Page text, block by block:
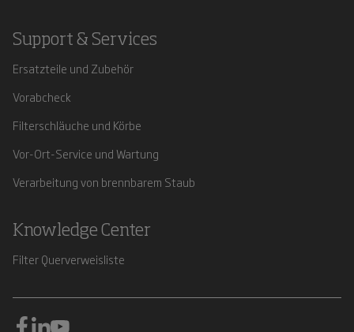
Support & Services
Ersatzteile und Zubehör
Vorabcheck
Filterschläuche und Körbe
Vor-Ort-Service und Wartung
Verarbeitung von brennbarem Staub
Knowledge Center
Filter Querverweisliste